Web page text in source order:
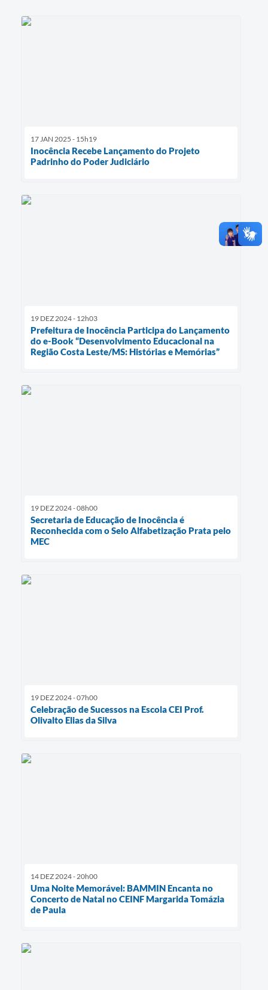
17 JAN 2025 - 15h19
Inocência Recebe Lançamento do Projeto
Padrinho do Poder Judiciário
19 DEZ 2024 - 12h03
Prefeitura de Inocência Participa do Lançamento
do e-Book “Desenvolvimento Educacional na
Região Costa Leste/MS: Histórias e Memórias”
19 DEZ 2024 - 08h00
Secretaria de Educação de Inocência é
Reconhecida com o Selo Alfabetização Prata pelo
MEC
19 DEZ 2024 - 07h00
Celebração de Sucessos na Escola CEI Prof.
Olivalto Elias da Silva
14 DEZ 2024 - 20h00
Uma Noite Memorável: BAMMIN Encanta no
Concerto de Natal no CEINF Margarida Tomázia
de Paula